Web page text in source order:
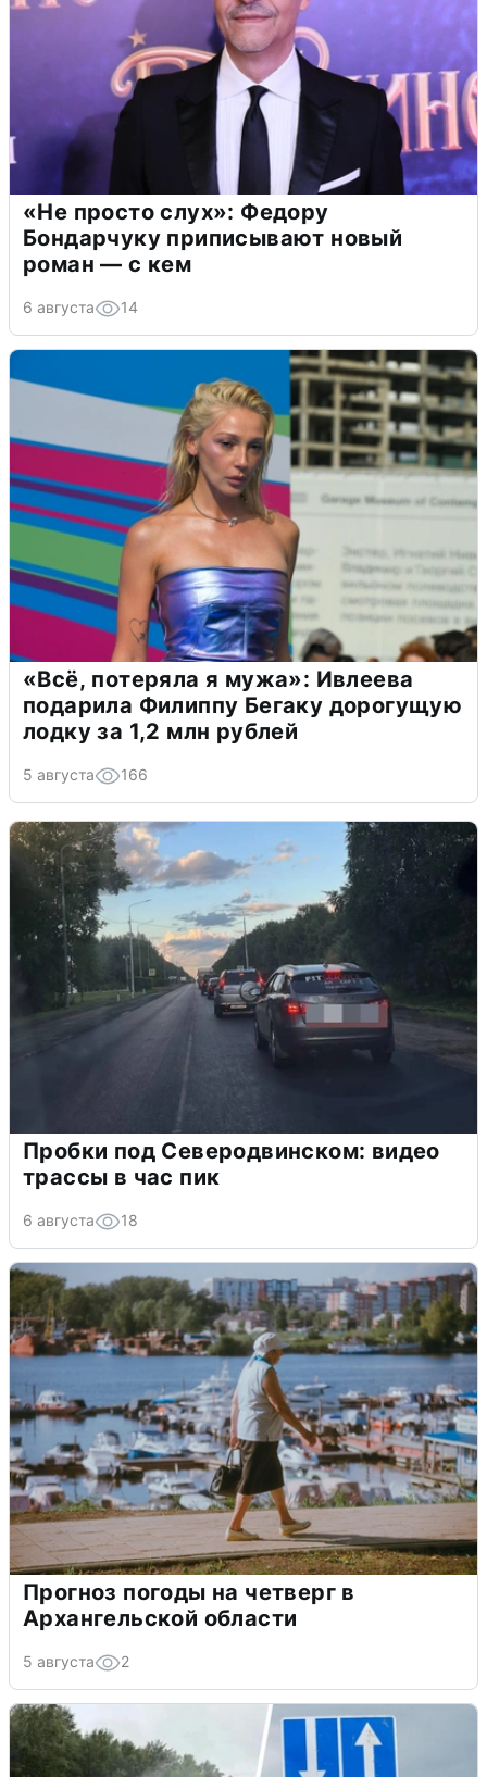
«Не просто слух»: Федору
Бондарчуку приписывают новый
роман — с кем
6 августа 14
«Всё, потеряла я мужа»: Ивлеева
подарила Филиппу Бегаку дорогущую
лодку за 1,2 млн рублей
5 августа 166
Пробки под Северодвинском: видео
трассы в час пик
6 августа 18
Прогноз погоды на четверг в
Архангельской области
5 августа 2